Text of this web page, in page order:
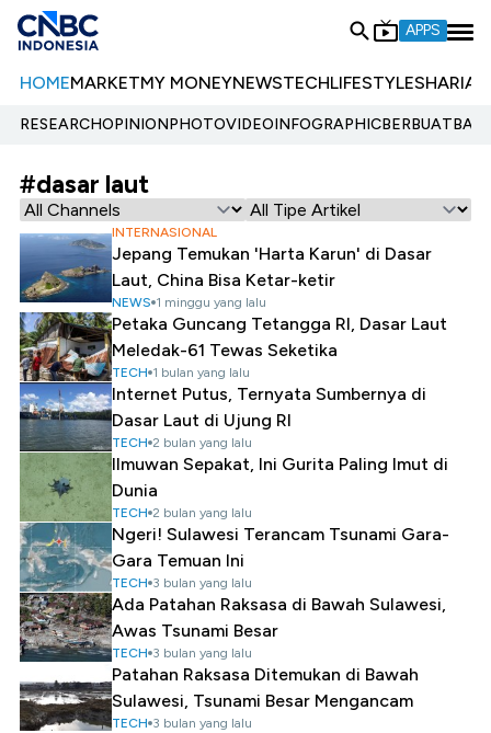
APPS
HOMEMARKETMY MONEYNEWSTECHLIFESTYLESHARIA
RESEARCHOPINIONPHOTOVIDEOINFOGRAPHIC
#dasar laut
INTERNASIONAL
Jepang Temukan 'Harta Karun' di Dasar
Laut, China Bisa Ketar-ketir
NEWS 1 minggu yang lalu
Petaka Guncang Tetangga RI, Dasar Laut
Meledak-61 Tewas Seketika
TECH 1 bulan yang lalu
Internet Putus, Ternyata Sumbernya di
Dasar Laut di Ujung RI
TECH 2 bulan yang lalu
Ilmuwan Sepakat, Ini Gurita Paling Imut di
Dunia
TECH 2 bulan yang lalu
Ngeri! Sulawesi Terancam Tsunami Gara-
Gara Temuan Ini
TECH 3 bulan yang lalu
Ada Patahan Raksasa di Bawah Sulawesi,
Awas Tsunami Besar
TECH 3 bulan yang lalu
Patahan Raksasa Ditemukan di Bawah
Sulawesi, Tsunami Besar Mengancam
TECH 3 bulan yang lalu